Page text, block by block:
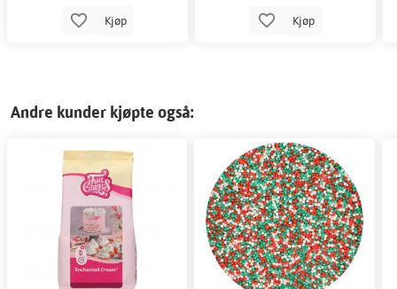
Kjøp Kjøp
Andre kunder kjøpte også: